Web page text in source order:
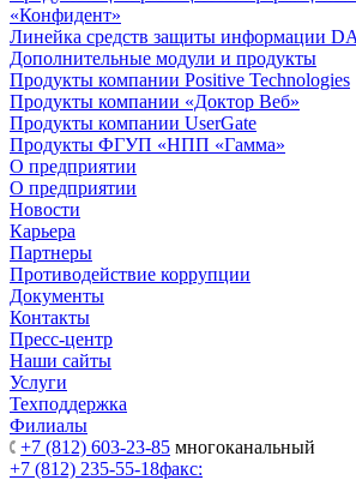
«Конфидент»
Линейка средств защиты информации
Дополнительные модули и продукты
Продукты компании Positive Technologies
Продукты компании «Доктор Веб»
Продукты компании UserGate
Продукты ФГУП «НПП «Гамма»
О предприятии
О предприятии
Новости
Карьера
Партнеры
Противодействие коррупции
Документы
Контакты
Пресс-центр
Наши сайты
Услуги
Техподдержка
Филиалы
+7 (812) 603-23-85 многоканальный
+7 (812) 235-55-18факс: